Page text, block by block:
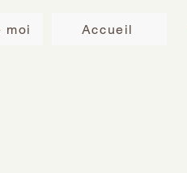
moi Accueil